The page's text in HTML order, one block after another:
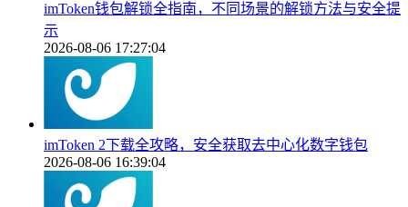
imToken钱包解锁全指南，不同场景的解锁方法与安全提
示
2026-08-06 17:27:04
imToken 2下载全攻略，安全获取去中心化数字钱包
2026-08-06 16:39:04